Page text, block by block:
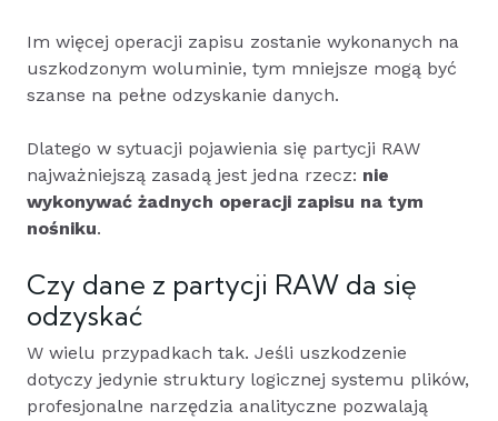
Im więcej operacji zapisu zostanie wykonanych na
uszkodzonym woluminie, tym mniejsze mogą być
szanse na pełne odzyskanie danych.
Dlatego w sytuacji pojawienia się partycji RAW
najważniejszą zasadą jest jedna rzecz: nie
wykonywać żadnych operacji zapisu na tym
nośniku.
Czy dane z partycji RAW da się
odzyskać
W wielu przypadkach tak. Jeśli uszkodzenie
dotyczy jedynie struktury logicznej systemu plików,
profesjonalne narzędzia analityczne pozwalają